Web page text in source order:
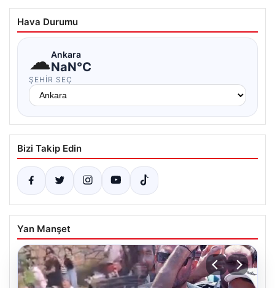
Hava Durumu
☁Ankara
NaN°C
ŞEHIR SEÇ
Bizi Takip Edin
Yan Manşet